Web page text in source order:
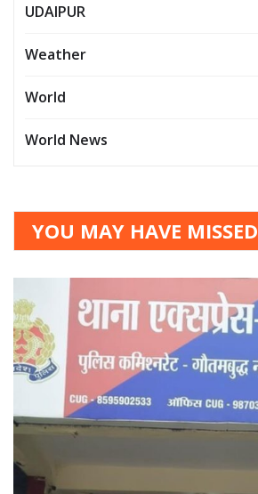
UDAIPUR
Weather
World
World News
YOU MAY HAVE MISSED